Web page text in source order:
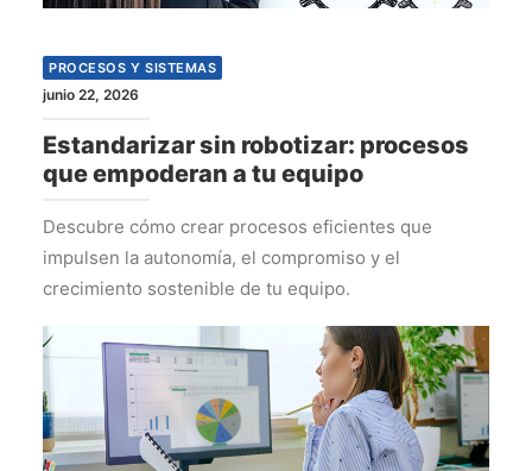
PROCESOS Y SISTEMAS
junio 22, 2026
Estandarizar sin robotizar: procesos
que empoderan a tu equipo
Descubre cómo crear procesos eficientes que
impulsen la autonomía, el compromiso y el
crecimiento sostenible de tu equipo.